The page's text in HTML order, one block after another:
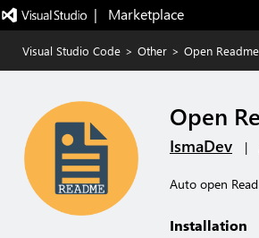
|   Marketplace
Visual Studio Code > Other > Open Readme
Open
IsmaDev |
Auto open
Installation